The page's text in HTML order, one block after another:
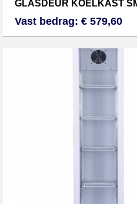
GLASDEUR KOELKAST
Vast bedrag: € 579,60